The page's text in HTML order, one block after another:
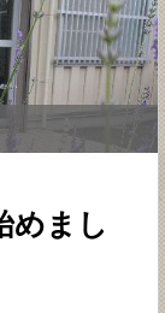
めまし